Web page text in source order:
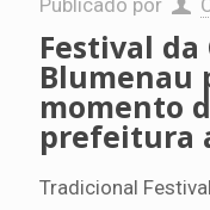
Publicado por
Festival da
Blumenau
momento
prefeitura
Tradicional